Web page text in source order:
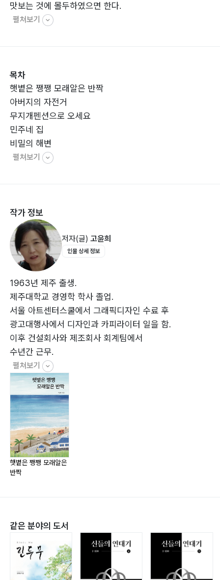
맛보는 것에 몰두하였으면 한다.
펼쳐보기
목차
햇볕은 쨍쨍 모래알은 반짝
아버지의 자전거
무지개펜션으로 오세요
민주네 집
비밀의 해변
펼쳐보기
작가 정보
저자(글) 고윤희
인물 상세 정보
1963년 제주 출생.
제주대학교 경영학 학사 졸업.
서울 아트센터스쿨에서 그래픽디자인 수료 후
광고대행사에서 디자인과 카피라이터 일을 함.
이후 건설회사와 제조회사 회계팀에서
수년간 근무.
펼쳐보기
햇볕은 쨍쨍 모래알은
반짝
같은 분야의 도서